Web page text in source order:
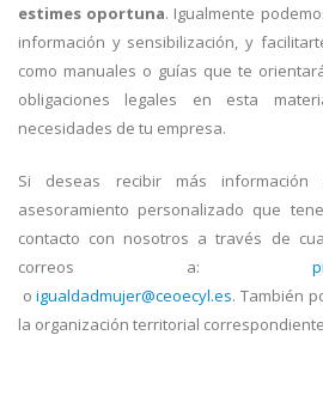
estimes oportuna. Igualmente
información y sensibilización, y
como manuales o guías que te
obligaciones legales en esta
necesidades de tu empresa.
Si deseas recibir más
asesoramiento personalizado que
contacto con nosotros a través de
correos a:
oigualdadmujer@ceoecyl.es. También
la organización territorial